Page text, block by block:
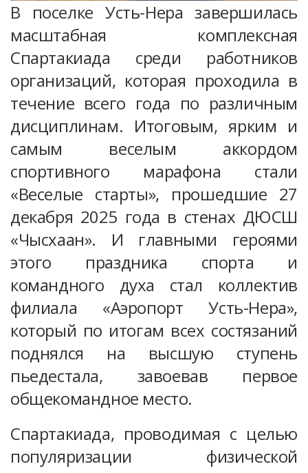
В поселке Усть-Нера завершилась
масштабная комплексная
Спартакиада среди работников
организаций, которая проходила в
течение всего года по различным
дисциплинам. Итоговым, ярким и
самым веселым аккордом
спортивного марафона стали
«Веселые старты», прошедшие 27
декабря 2025 года в стенах ДЮСШ
«Чысхаан». И главными героями
этого праздника спорта и
командного духа стал коллектив
филиала «Аэропорт Усть-Нера»,
который по итогам всех состязаний
поднялся на высшую ступень
пьедестала, завоевав первое
общекомандное место.
Спартакиада, проводимая с целью
популяризации физической